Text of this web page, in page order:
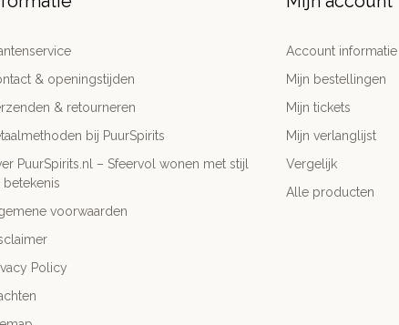
& openingstijden
& retourneren
bij PuurSpirits
PuurSpirits.nl – Sfeervol wonen met stijl
betekenis
voorwaarden
Policy
Account informatie
Mijn bestellingen
Mijn tickets
Mijn verlanglijst
Vergelijk
Alle producten